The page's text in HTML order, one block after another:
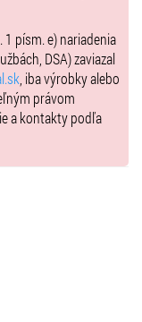
písm. e) nariadenia
DSA) zaviazal
, iba výrobky alebo
právom
a kontakty podľa